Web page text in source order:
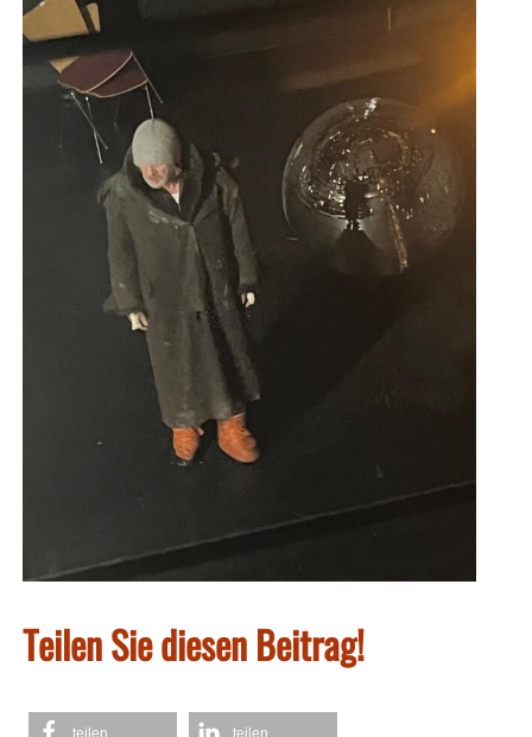
Teilen Sie diesen Beitrag!
teilen teilen